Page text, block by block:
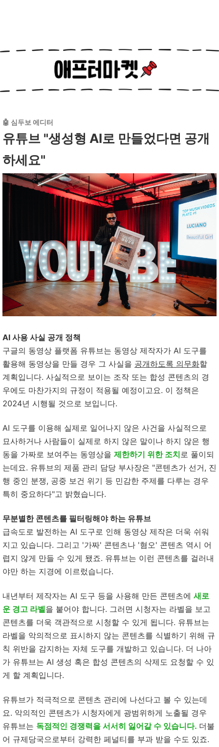
🤖 심두보 에디터
유튜브 "생성형 AI로 만들었다면 공개
하세요"
AI 사용 사실 공개 정책
구글의 동영상 플랫폼 유튜브는 동영상 제작자가 AI 도구를
활용해 동영상을 만들 경우 그 사실을 공개하도록 의무화할
계획입니다. 사실적으로 보이는 조작 또는 합성 콘텐츠의 경
우에도 마찬가지의 규정이 적용될 예정이고요. 이 정책은
2024년 시행될 것으로 보입니다.
AI 도구를 이용해 실제로 일어나지 않은 사건을 사실적으로
묘사하거나 사람들이 실제로 하지 않은 말이나 하지 않은 행
동을 가짜로 보여주는 동영상을 제한하기 위한 조치로 풀이되
는데요. 유튜브의 제품 관리 담당 부사장은 "콘텐츠가 선거, 진
행 중인 분쟁, 공중 보건 위기 등 민감한 주제를 다루는 경우
특히 중요하다"고 밝혔습니다.
무분별한 콘텐츠를 필터링해야 하는 유튜브
급속도로 발전하는 AI 도구로 인해 동영상 제작은 더욱 쉬워
지고 있습니다. 그리고 '가짜' 콘텐츠나 '혐오' 콘텐츠 역시 어
렵지 않게 만들 수 있게 됐죠. 유튜브는 이런 콘텐츠를 걸러내
야만 하는 지경에 이르렀습니다.
내년부터 제작자는 AI 도구 등을 사용해 만든 콘텐츠에 새로
운 경고 라벨을 붙어야 합니다. 그러면 시청자는 라벨을 보고
콘텐츠를 더욱 객관적으로 시청할 수 있게 됩니다. 유튜브는
라벨을 악의적으로 표시하지 않는 콘텐츠를 식별하기 위해 규
칙 위반을 감지하는 자체 도구를 개발하고 있습니다. 더 나아
가 유튜브는 AI 생성 혹은 합성 콘텐츠의 삭제도 요청할 수 있
게 할 계획입니다.
유튜브가 적극적으로 콘텐츠 관리에 나선다고 볼 수 있는데
요. 악의적인 콘텐츠가 시청자에게 광범위하게 노출될 경우
유튜브는 독점적인 경쟁력을 서서히 잃어갈 수 있습니다. 더불
어 규제당국으로부터 강력한 페널티를 부과 받을 수도 있죠.